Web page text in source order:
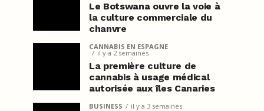
Le Botswana ouvre la voie à
la culture commerciale du
chanvre
CANNABIS EN ESPAGNE
il y a 2 semaines
La première culture de
cannabis à usage médical
autorisée aux îles Canaries
BUSINESS il y a 3 semaines